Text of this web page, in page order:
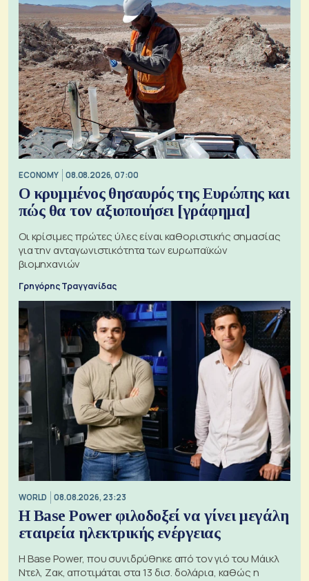
ECONOMY 08.08.2026, 07:00
Ο κρυμμένος θησαυρός της Ευρώπης και
πώς θα τον αξιοποιήσει [γράφημα]
Οι κρίσιμες πρώτες ύλες είναι καθοριστικής σημασίας
για την ανταγωνιστικότητα των ευρωπαϊκών
βιομηχανιών
Γρηγόρης Τραγγανίδας
WORLD 08.08.2026, 23:23
Η Base Power φιλοδοξεί να γίνει μεγάλη
εταιρεία ηλεκτρικής ενέργειας
Η Base Power, που συνιδρύθηκε από τον γιό του Μάικλ
Ντελ, Ζακ, αποτιμάται στα 13 δισ. δολάρια, καθώς η